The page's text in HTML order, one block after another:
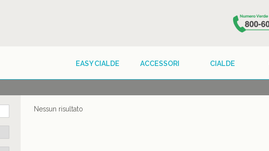
CIALDE
ACCESSORI
EASY CIALDE
Nessun risultato